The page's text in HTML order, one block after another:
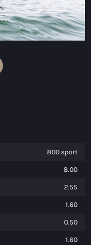
800 sport
8.00
2.55
1.60
0.50
1.60